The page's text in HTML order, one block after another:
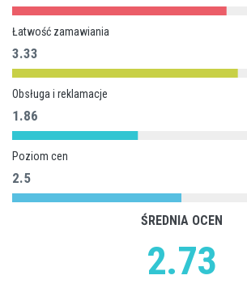
Łatwość zamawiania
3.33
Obsługa i reklamacje
1.86
Poziom cen
2.5
ŚREDNIA OCEN
2.73